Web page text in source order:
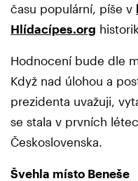
času populární, píše v
Hlídacípes.org
Hodnocení bude dle
Když nad úlohou a
prezidenta uvažuji,
se stala v prvních
Československa.
Švehla místo Beneše